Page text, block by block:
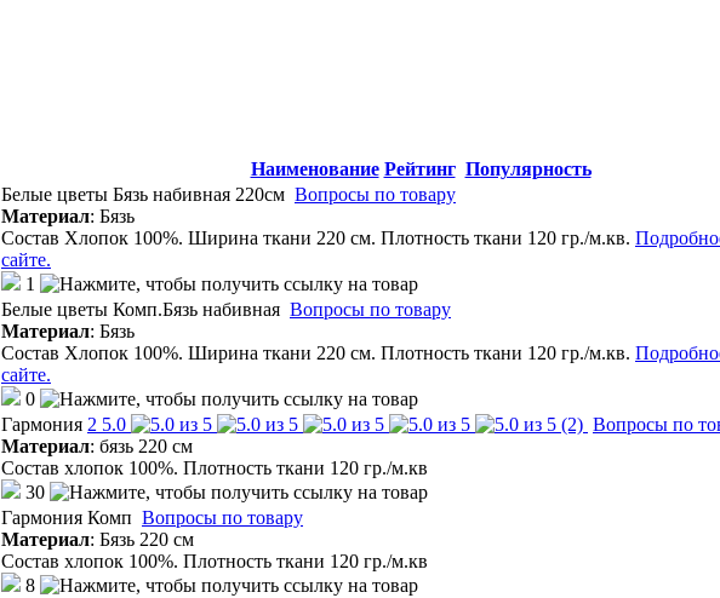
Наименование Рейтинг Популярность
Белые цветы Бязь набивная 220см Вопросы по товару
Материал: Бязь
Состав Хлопок 100%. Ширина ткани 220 см. Плотность ткани 120 гр./м.кв.
сайте.
1
Белые цветы Комп.Бязь набивная Вопросы по товару
Материал: Бязь
Состав Хлопок 100%. Ширина ткани 220 см. Плотность ткани 120 гр./м.кв.
сайте.
0
Гармония 2 5.0 (2) Вопросы по
Материал: бязь 220 см
Состав хлопок 100%. Плотность ткани 120 гр./м.кв
30
Гармония Комп Вопросы по товару
Материал: Бязь 220 см
Состав хлопок 100%. Плотность ткани 120 гр./м.кв
8